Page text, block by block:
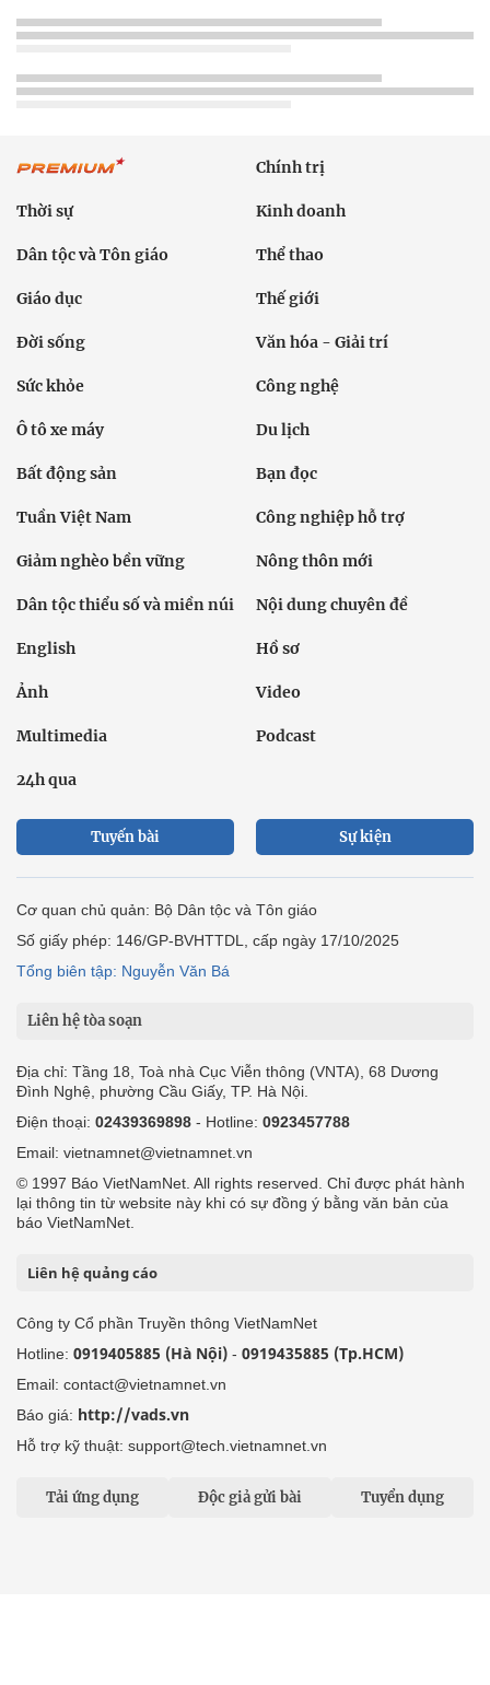
Chính trị
Thời sự Kinh doanh
Dân tộc và Tôn giáo Thể thao
Giáo dục Thế giới
Đời sống Văn hóa - Giải trí
Sức khỏe Công nghệ
Ô tô xe máy Du lịch
Bất động sản Bạn đọc
Tuần Việt Nam Công nghiệp hỗ trợ
Giảm nghèo bền vững Nông thôn mới
Dân tộc thiểu số và miền núi Nội dung chuyên đề
English Hồ sơ
Ảnh Video
Multimedia Podcast
24h qua
Tuyến bài Sự kiện
Cơ quan chủ quản: Bộ Dân tộc và Tôn giáo
Số giấy phép: 146/GP-BVHTTDL, cấp ngày 17/10/2025
Tổng biên tập: Nguyễn Văn Bá
Liên hệ tòa soạn
Địa chỉ: Tầng 18, Toà nhà Cục Viễn thông (VNTA), 68 Dương
Đình Nghệ, phường Cầu Giấy, TP. Hà Nội.
Điện thoại: 02439369898 - Hotline: 0923457788
Email: vietnamnet@vietnamnet.vn
© 1997 Báo VietNamNet. All rights reserved. Chỉ được phát hành
lại thông tin từ website này khi có sự đồng ý bằng văn bản của
báo VietNamNet.
Liên hệ quảng cáo
Công ty Cổ phần Truyền thông VietNamNet
Hotline: 0919405885 (Hà Nội) - 0919435885 (Tp.HCM)
Email: contact@vietnamnet.vn
Báo giá: http://vads.vn
Hỗ trợ kỹ thuật: support@tech.vietnamnet.vn
Tải ứng dụng Độc giả gửi bài Tuyển dụng